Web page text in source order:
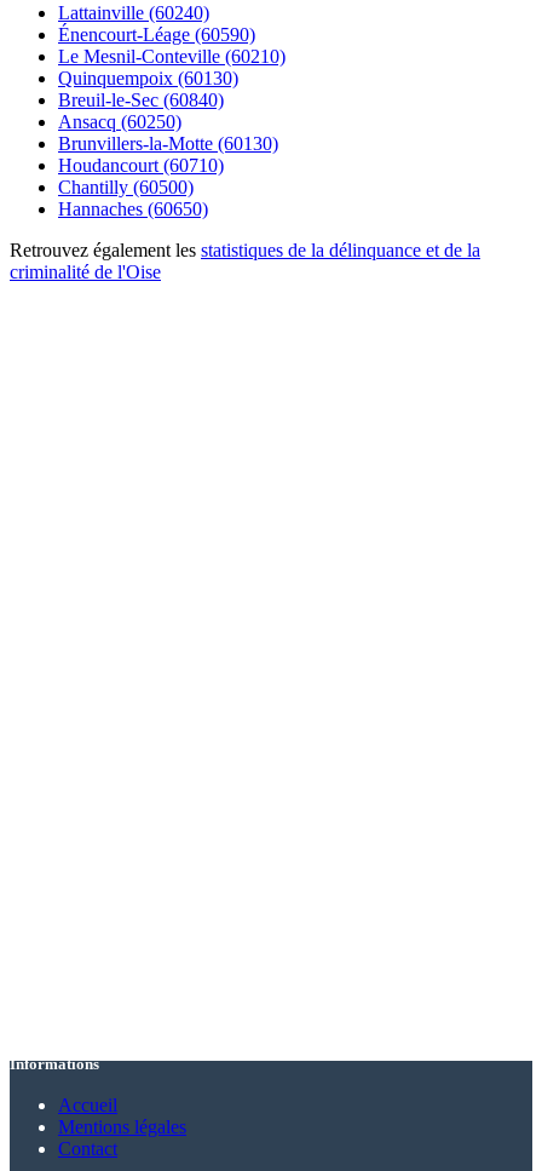
Lattainville (60240)
Énencourt-Léage (60590)
Le Mesnil-Conteville (60210)
Quinquempoix (60130)
Breuil-le-Sec (60840)
Ansacq (60250)
Brunvillers-la-Motte (60130)
Houdancourt (60710)
Chantilly (60500)
Hannaches (60650)
Retrouvez également les statistiques de la délinquance et de la
criminalité de l'Oise
Informations
Accueil
Mentions légales
Contact